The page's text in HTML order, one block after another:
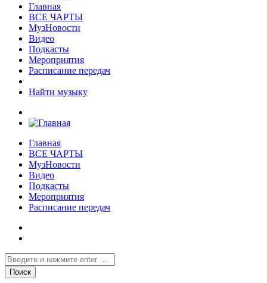
Главная
ВСЕ ЧАРТЫ
МузНовости
Видео
Подкасты
Мероприятия
Расписание передач
Найти музыку
Главная
ВСЕ ЧАРТЫ
МузНовости
Видео
Подкасты
Мероприятия
Расписание передач